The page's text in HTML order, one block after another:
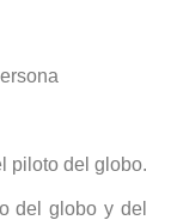
piloto del globo.
del globo y del